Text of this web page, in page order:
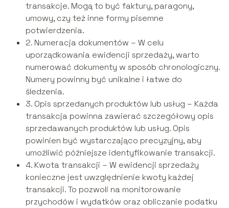
transakcje. Mogą to być faktury, paragony,
umowy, czy też inne formy pisemne
potwierdzenia.
2. Numeracja dokumentów – W celu
uporządkowania ewidencji sprzedaży, warto
numerować dokumenty w sposób chronologiczny.
Numery powinny być unikalne i łatwe do
śledzenia.
3. Opis sprzedanych produktów lub usług – Każda
transakcja powinna zawierać szczegółowy opis
sprzedawanych produktów lub usług. Opis
powinien być wystarczająco precyzyjny, aby
umożliwić późniejsze identyfikowanie transakcji.
4. Kwota transakcji – W ewidencji sprzedaży
konieczne jest uwzględnienie kwoty każdej
transakcji. To pozwoli na monitorowanie
przychodów i wydatków oraz obliczanie podatku